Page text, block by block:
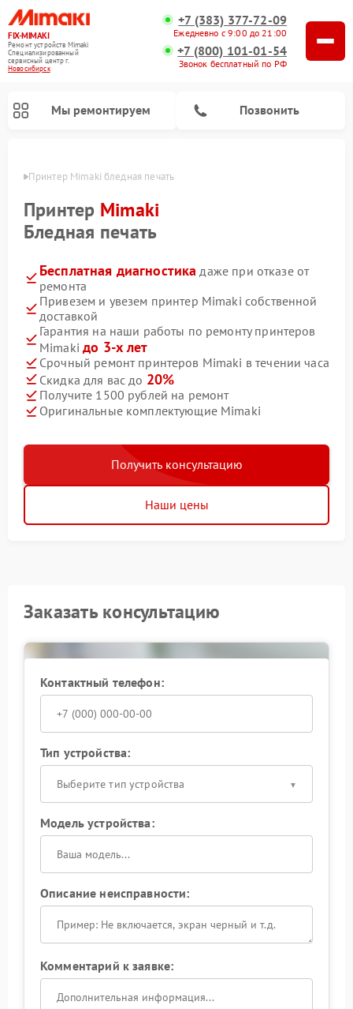
FIX-MIMAKI
Ремонт устройств Mimaki
Специализированный
cервисный центр г.
Новосибирск
+7 (383) 377-72-09
Ежедневно с 9:00 до 21:00
+7 (800) 101-01-54
Звонок бесплатный по РФ
Мы ремонтируем Позвонить
Принтер Mimaki бледная печать
Принтер Mimaki
Бледная печать
Бесплатная диагностика даже при отказе от
ремонта
Привезем и увезем принтер Mimaki собственной
доставкой
Гарантия на наши работы по ремонту принтеров
Mimakiдо 3-х лет
Срочный ремонт принтеров Mimaki в течении часа
Скидка для вас до 20%
Получите 1500 рублей на ремонт
Оригинальные комплектующие Mimaki
Получить консультацию
Наши цены
Заказать консультацию
Контактный телефон:
Тип устройства:
Выберите тип устройства
Модель устройства:
Описание неисправности:
Комментарий к заявке: